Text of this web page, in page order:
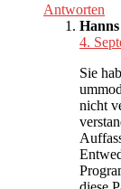
Antworten
4.
Sie
nicht